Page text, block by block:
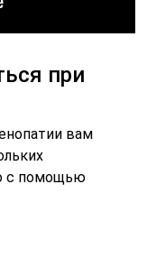
при
вам
с помощью